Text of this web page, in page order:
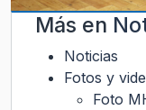
Más en
Noticias
Fotos y
Foto